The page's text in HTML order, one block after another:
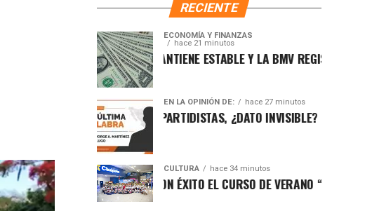
RECIENTE
ECONOMÍA Y FINANZAS
hace 21 minutos
DÓLAR SE MANTIENE ESTABLE Y LA BMV REGISTRA AVANCE
EN LA OPINIÓN DE: hace 27 minutos
MILITANTES PARTIDISTAS, ¿DATO INVISIBLE?
CULTURA hace 34 minutos
CONCLUYE CON ÉXITO EL CURSO DE VERANO “PEQUEÑOS